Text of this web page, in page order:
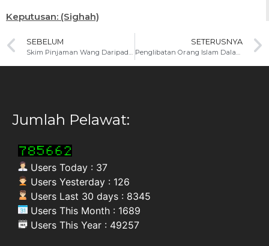
Keputusan: (Sighah)
SEBELUM
Skim Pinjaman Wang Daripada Koperasi dan Seumpamanya Untuk Tunaikan Fardhu Haji Atau Umrah
SETERUSNYA
Penglibatan Orang Islam Dalam Aktiviti Candlelight Vigil Pada Sesuatu Perhimpunan Atau Acara
Jumlah Pelawat:
Users Today : 37
Users Yesterday : 126
Users Last 30 days : 8345
Users This Month : 1689
Users This Year : 49257